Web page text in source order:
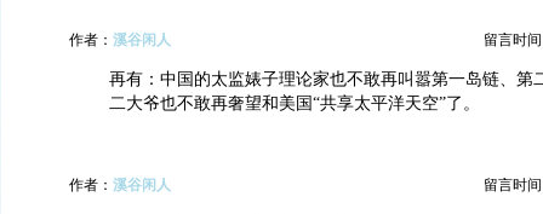
作者： 溪谷闲人 留言时间
再有：中国的太监婊子理论家也不敢再叫嚣第一岛链、第
二大爷也不敢再奢望和美国“共享太平洋天空”了。
作者： 溪谷闲人 留言时间